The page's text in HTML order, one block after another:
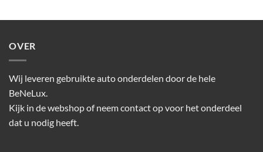
OVER
Wij leveren gebruikte auto onderdelen door de hele
BeNeLux.
Kijk in de webshop of neem contact op voor het onderdeel
dat u nodig heeft.